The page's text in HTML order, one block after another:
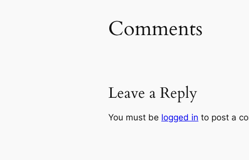
Comments
Leave a Reply
You must be logged in to post a